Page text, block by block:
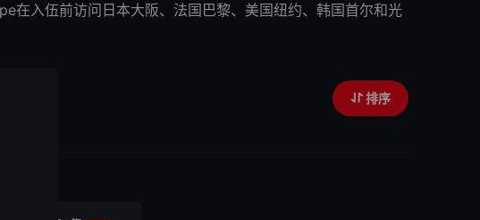
入伍前访问日本大阪、法国巴黎、美国纽约、韩国首尔和光
排序